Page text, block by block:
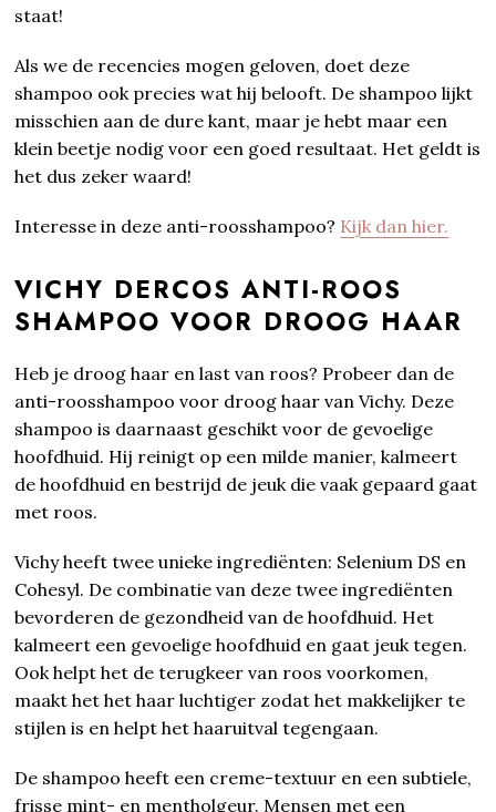
staat!
Als we de recencies mogen geloven, doet deze
shampoo ook precies wat hij belooft. De shampoo lijkt
misschien aan de dure kant, maar je hebt maar een
klein beetje nodig voor een goed resultaat. Het geldt is
het dus zeker waard!
Interesse in deze anti-roosshampoo? Kijk dan hier.
VICHY DERCOS ANTI-ROOS
SHAMPOO VOOR DROOG HAAR
Heb je droog haar en last van roos? Probeer dan de
anti-roosshampoo voor droog haar van Vichy. Deze
shampoo is daarnaast geschikt voor de gevoelige
hoofdhuid. Hij reinigt op een milde manier, kalmeert
de hoofdhuid en bestrijd de jeuk die vaak gepaard gaat
met roos.
Vichy heeft twee unieke ingrediënten: Selenium DS en
Cohesyl. De combinatie van deze twee ingrediënten
bevorderen de gezondheid van de hoofdhuid. Het
kalmeert een gevoelige hoofdhuid en gaat jeuk tegen.
Ook helpt het de terugkeer van roos voorkomen,
maakt het het haar luchtiger zodat het makkelijker te
stijlen is en helpt het haaruitval tegengaan.
De shampoo heeft een creme-textuur en een subtiele,
frisse mint- en mentholgeur. Mensen met een